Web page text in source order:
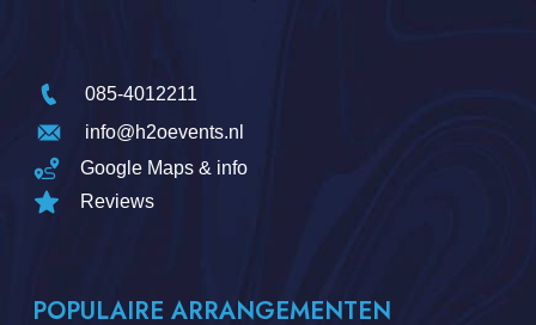
085-4012211
info@h2oevents.nl
Google Maps & info
Reviews
POPULAIRE ARRANGEMENTEN